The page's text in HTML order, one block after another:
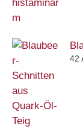
42